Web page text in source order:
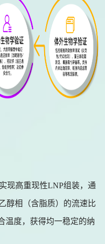
现高重现性LNP组装，通
醇相（含脂质）的流速比
温度，获得均一稳定的纳